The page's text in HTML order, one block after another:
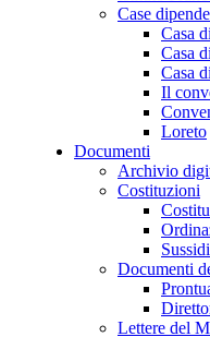
Case
Casa
Casa
Casa
Il
Loreto
Documenti
Archivio
Costituzioni
Documenti
Lettere del